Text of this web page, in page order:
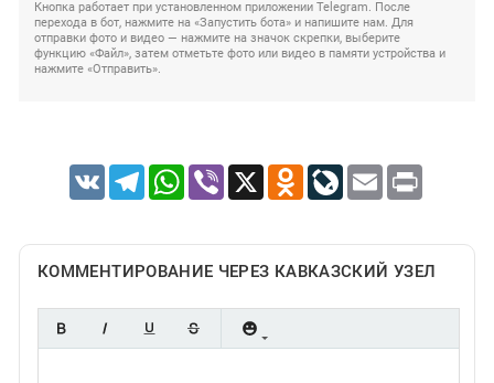
Кнопка работает при установленном приложении Telegram. После
перехода в бот, нажмите на «Запустить бота» и напишите нам. Для
отправки фото и видео — нажмите на значок скрепки, выберите
функцию «Файл», затем отметьте фото или видео в памяти устройства и
нажмите «Отправить».
VK TelegramWhatsApp
Viber X Odnoklassniki
LiveJournal
Email Print
КОММЕНТИРОВАНИЕ ЧЕРЕЗ КАВКАЗСКИЙ УЗЕЛ